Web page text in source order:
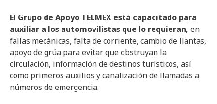
El Grupo de Apoyo TELMEX está capacitado para
auxiliar a los automovilistas que lo requieran, en
fallas mecánicas, falta de corriente, cambio de llantas,
apoyo de grúa para evitar que obstruyan la
circulación, información de destinos turísticos, así
como primeros auxilios y canalización de llamadas a
números de emergencia.